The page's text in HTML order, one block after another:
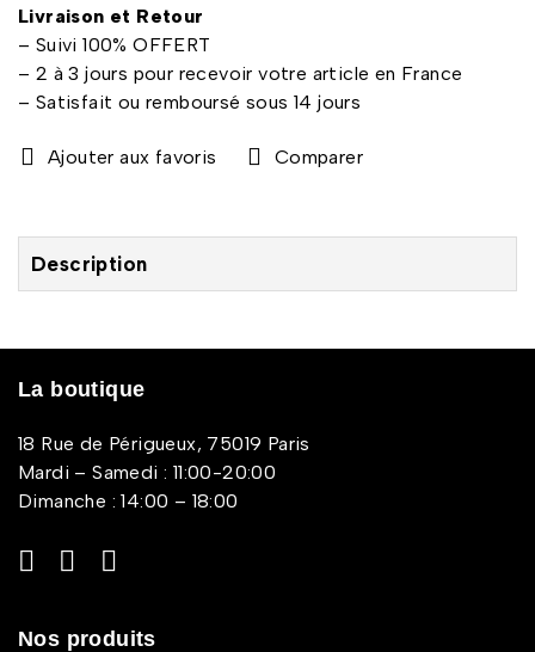
Livraison et Retour
– Suivi 100% OFFERT
– 2 à 3 jours pour recevoir votre article en France
– Satisfait ou remboursé sous 14 jours
Comparer
Description
La boutique
18 Rue de Périgueux, 75019 Paris
Mardi – Samedi : 11:00-20:00
Dimanche : 14:00 – 18:00
Nos produits